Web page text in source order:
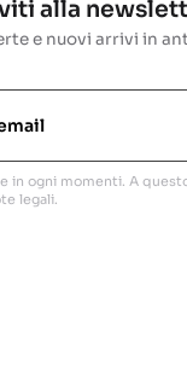
alla
e nuovi arrivi in
in ogni momenti. A
legali.